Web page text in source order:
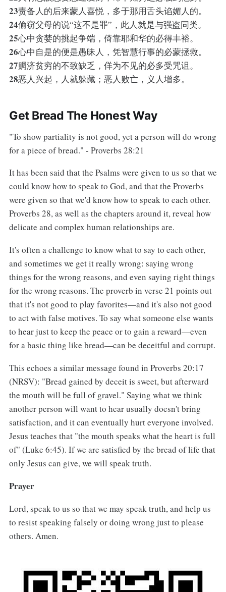
23责备人的后来蒙人喜悦，多于那用舌头谄媚人的。
24偷窃父母的说“这不是罪”，此人就是与强盗同类。
25心中贪婪的挑起争端，倚靠耶和华的必得丰裕。
26心中自是的便是愚昧人，凭智慧行事的必蒙拯救。
27赒济贫穷的不致缺乏，佯为不见的必多受咒诅。
28恶人兴起，人就躲藏；恶人败亡，义人增多。
Get Bread The Honest Way
"To show partiality is not good, yet a person will do wrong
for a piece of bread." - Proverbs 28:21
It has been said that the Psalms were given to us so that we
could know how to speak to God, and that the Proverbs
were given so that we'd know how to speak to each other.
Proverbs 28, as well as the chapters around it, reveal how
delicate and complex human relationships are.
It's often a challenge to know what to say to each other,
and sometimes we get it really wrong: saying wrong
things for the wrong reasons, and even saying right things
for the wrong reasons. The proverb in verse 21 points out
that it's not good to play favorites—and it's also not good
to act with false motives. To say what someone else wants
to hear just to keep the peace or to gain a reward—even
for a basic thing like bread—can be deceitful and corrupt.
This echoes a similar message found in Proverbs 20:17
(NRSV): "Bread gained by deceit is sweet, but afterward
the mouth will be full of gravel." Saying what we think
another person will want to hear usually doesn't bring
satisfaction, and it can eventually hurt everyone involved.
Jesus teaches that "the mouth speaks what the heart is full
of" (Luke 6:45). If we are satisfied by the bread of life that
only Jesus can give, we will speak truth.
Prayer
Lord, speak to us so that we may speak truth, and help us
to resist speaking falsely or doing wrong just to please
others. Amen.